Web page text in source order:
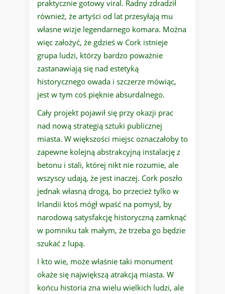
praktycznie gotowy viral. Radny zdradził
również, że artyści od lat przesyłają mu
własne wizje legendarnego komara. Można
więc założyć, że gdzieś w Cork istnieje
grupa ludzi, którzy bardzo poważnie
zastanawiają się nad estetyką
historycznego owada i szczerze mówiąc,
jest w tym coś pięknie absurdalnego.
Cały projekt pojawił się przy okazji prac
nad nową strategią sztuki publicznej
miasta. W większości miejsc oznaczałoby to
zapewne kolejną abstrakcyjną instalację z
betonu i stali, której nikt nie rozumie, ale
wszyscy udają, że jest inaczej. Cork poszło
jednak własną drogą, bo przecież tylko w
Irlandii ktoś mógł wpaść na pomysł, by
narodową satysfakcję historyczną zamknąć
w pomniku tak małym, że trzeba go będzie
szukać z lupą.
I kto wie, może właśnie taki monument
okaże się największą atrakcją miasta. W
końcu historia zna wielu wielkich ludzi, ale